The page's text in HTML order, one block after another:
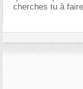
cherches tu à faire